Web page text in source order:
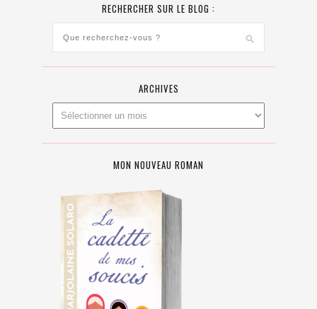
RECHERCHER SUR LE BLOG :
ARCHIVES
MON NOUVEAU ROMAN